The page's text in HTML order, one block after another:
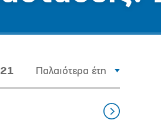
Παλαιότερα έτη